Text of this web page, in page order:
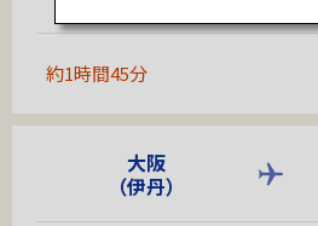
約1時間45分
大阪
（伊丹）